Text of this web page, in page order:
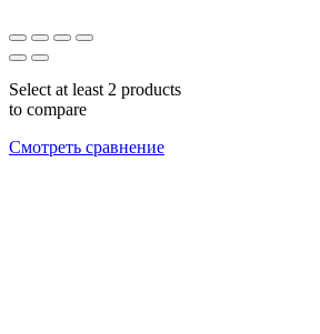
Select at least 2 products
to compare
Смотреть сравнение